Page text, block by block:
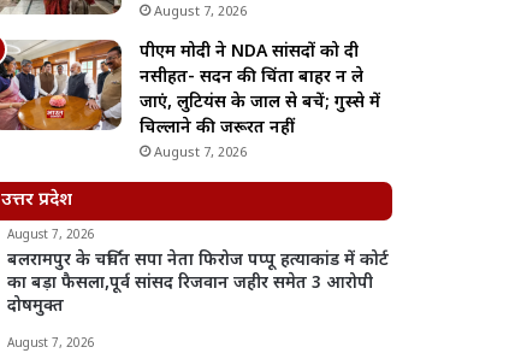
August 7, 2026
पीएम मोदी ने NDA सांसदों को दी
नसीहत- सदन की चिंता बाहर न ले
जाएं, लुटियंस के जाल से बचें; गुस्से में
चिल्लाने की जरूरत नहीं
August 7, 2026
उत्तर प्रदेश
August 7, 2026
बलरामपुर के चर्चित सपा नेता फिरोज पप्पू हत्याकांड में कोर्ट
का बड़ा फैसला,पूर्व सांसद रिजवान जहीर समेत 3 आरोपी
दोषमुक्त
August 7, 2026